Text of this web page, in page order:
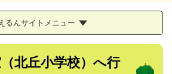
るんサイトメニュー
北丘小学校）へ行